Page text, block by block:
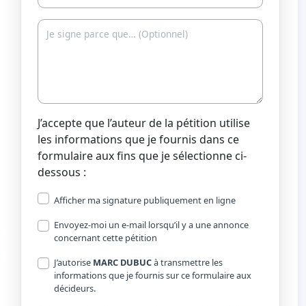
J’accepte que l’auteur de la pétition utilise
les informations que je fournis dans ce
formulaire aux fins que je sélectionne ci-
dessous :
Afficher ma signature publiquement en ligne
Envoyez-moi un e-mail lorsqu’il y a une annonce
concernant cette pétition
J’autorise MARC DUBUCà transmettre les
informations que je fournis sur ce formulaire aux
décideurs.